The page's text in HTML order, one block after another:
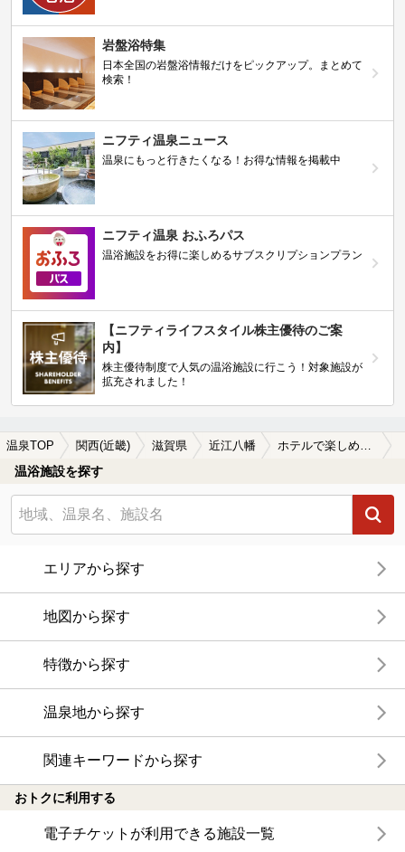
岩盤浴特集
日本全国の岩盤浴情報だけをピックアップ。まとめて
検索！
ニフティ温泉ニュース
温泉にもっと行きたくなる！お得な情報を掲載中
ニフティ温泉 おふろパス
温浴施設をお得に楽しめるサブスクリプションプラン
【ニフティライフスタイル株主優待のご案
内】
株主優待制度で人気の温浴施設に行こう！対象施設が
拡充されました！
温泉TOP 関西(近畿) 滋賀県 近江八幡
温浴施設を探す
エリアから探す
地図から探す
特徴から探す
温泉地から探す
関連キーワードから探す
おトクに利用する
電子チケットが利用できる施設一覧